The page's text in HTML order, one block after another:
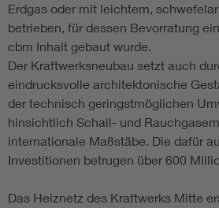
Erdgas oder mit leichtem,
betrieben, für dessen Bevorratung
cbm Inhalt gebaut wurde.
Der Kraftwerksneubau setzt auch
eindrucksvolle architektonische
der technisch geringstmöglichen
hinsichtlich Schall- und
internationale Maßstäbe. Die dafür
Investitionen betrugen über 600
Das Heiznetz des Kraftwerks Mitte